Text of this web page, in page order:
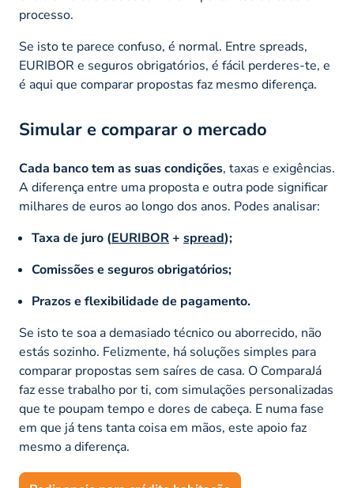
processo.
Se isto te parece confuso, é normal. Entre spreads,
EURIBOR e seguros obrigatórios, é fácil perderes-te, e
é aqui que comparar propostas faz mesmo diferença.
Simular e comparar o mercado
Cada banco tem as suas condições, taxas e exigências.
A diferença entre uma proposta e outra pode significar
milhares de euros ao longo dos anos. Podes analisar:
Taxa de juro (EURIBOR+ spread);
Comissões e seguros obrigatórios;
Prazos e flexibilidade de pagamento.
Se isto te soa a demasiado técnico ou aborrecido, não
estás sozinho. Felizmente, há soluções simples para
comparar propostas sem saíres de casa. O ComparaJá
faz esse trabalho por ti, com simulações personalizadas
que te poupam tempo e dores de cabeça. E numa fase
em que já tens tanta coisa em mãos, este apoio faz
mesmo a diferença.